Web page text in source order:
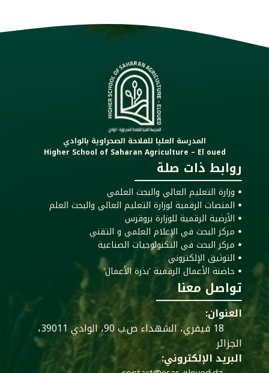
المدرسة العليا للفلاحة الصحراوية بالوادي
Higher School of Saharan Agriculture – El oued
روابط ذات صلة
ꔷ وزارة التعليم العالي والبحث العلمي
ꔷ المنصات الرقمية لوزارة التعليم العالي والبحث العلم
ꔷ الأرضية الرقمية للوزارة بروقرس
ꔷ مركز البحث في الإعلام العلمي و التقني
ꔷ مركز البحث في التكنولوجيات الصناعية
ꔷ التوثيق الإلكتروني
ꔷ حاضنة الأعمال الرقمية 'بذرة الأعمال'
تواصل معنا
العنوان:
18 فيفري، الشهداء ص.ب 90، الوادي 39011،
الجزائر
البريد الإلكتروني: